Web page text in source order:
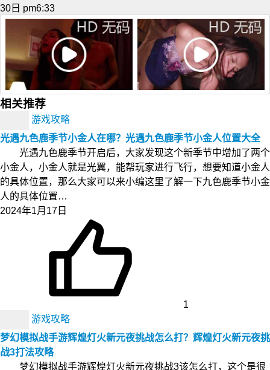
30日 pm6:33
相关推荐
游戏攻略
光遇九色鹿季节小金人在哪？光遇九色鹿季节小金人位置大全
光遇九色鹿季节开启后，大家发现这个新季节中增加了两个
小金人，小金人就是光翼，能帮玩家进行飞行，想要知道小金人
的具体位置，那么大家可以来小编这里了解一下九色鹿季节小金
人的具体位置…
2024年1月17日
1
游戏攻略
梦幻模拟战手游辉煌灯火新元夜挑战怎么打？辉煌灯火新元夜挑
战3打法攻略
梦幻模拟战手游辉煌灯火新元夜挑战3该怎么打，这个是很